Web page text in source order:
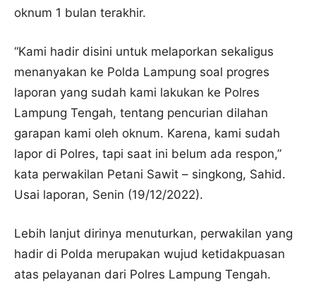
oknum 1 bulan terakhir.
“Kami hadir disini untuk melaporkan sekaligus
menanyakan ke Polda Lampung soal progres
laporan yang sudah kami lakukan ke Polres
Lampung Tengah, tentang pencurian dilahan
garapan kami oleh oknum. Karena, kami sudah
lapor di Polres, tapi saat ini belum ada respon,”
kata perwakilan Petani Sawit – singkong, Sahid.
Usai laporan, Senin (19/12/2022).
Lebih lanjut dirinya menuturkan, perwakilan yang
hadir di Polda merupakan wujud ketidakpuasan
atas pelayanan dari Polres Lampung Tengah.